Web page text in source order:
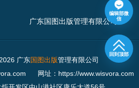
广东国图出版管理有限公司
广东国图出版管理有限公司
网址：https://www.wisvora.com
编辑部微
信
回到顶部